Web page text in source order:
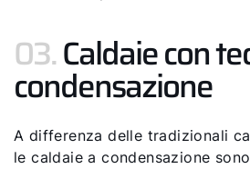
03.Caldaie con
condensazione
A differenza delle tradizionali
le caldaie a condensazione